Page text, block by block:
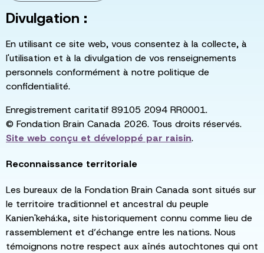
Divulgation :
En utilisant ce site web, vous consentez à la collecte, à
l'utilisation et à la divulgation de vos renseignements
personnels conformément à notre politique de
confidentialité.
Enregistrement caritatif 89105 2094 RR0001.
© Fondation Brain Canada 2026. Tous droits réservés.
Site web conçu et développé par raisin.
Reconnaissance territoriale
Les bureaux de la Fondation Brain Canada sont situés sur
le territoire traditionnel et ancestral du peuple
Kanien'kehá:ka, site historiquement connu comme lieu de
rassemblement et d’échange entre les nations. Nous
témoignons notre respect aux aînés autochtones qui ont